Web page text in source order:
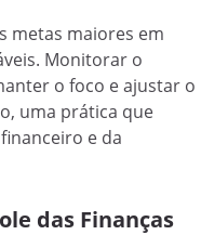
metas maiores em
Monitorar o
o foco e ajustar o
uma prática que
e da
das Finanças